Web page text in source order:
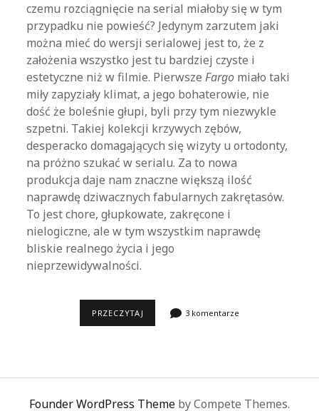
czemu rozciągnięcie na serial miałoby się w tym
przypadku nie powieść? Jedynym zarzutem jaki
można mieć do wersji serialowej jest to, że z
założenia wszystko jest tu bardziej czyste i
estetyczne niż w filmie. PierwszeFargo miało taki
miły zapyziały klimat, a jego bohaterowie, nie
dość że boleśnie głupi, byli przy tym niezwykle
szpetni. Takiej kolekcji krzywych zębów,
desperacko domagających się wizyty u ortodonty,
na próżno szukać w serialu. Za to nowa
produkcja daje nam znaczne większą ilość
naprawdę dziwacznych fabularnych zakrętasów.
To jest chore, głupkowate, zakręcone i
nielogiczne, ale w tym wszystkim naprawdę
bliskie realnego życia i jego
nieprzewidywalności.
PRZECZYTAJ FARGO 3 komentarze
Founder WordPress Theme by Compete Themes.